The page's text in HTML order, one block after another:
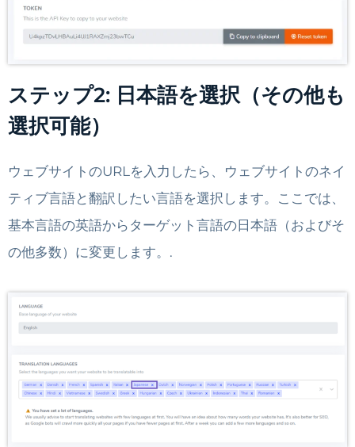
ステップ2: 日本語を選択（その他も
選択可能）
ウェブサイトのURLを入力したら、ウェブサイトのネイ
ティブ言語と翻訳したい言語を選択します。ここでは、
基本言語の英語からターゲット言語の日本語（およびそ
の他多数）に変更します。.